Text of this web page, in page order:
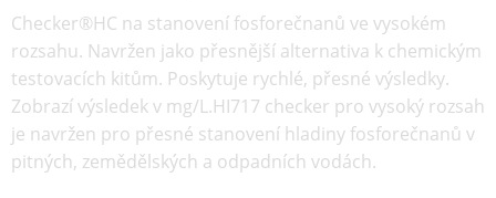
Checker®HC na stanovení fosforečnanů ve vysokém
rozsahu. Navržen jako přesnější alternativa k chemickým
testovacích kitům. Poskytuje rychlé, přesné výsledky.
Zobrazí výsledek v mg/L.HI717 checker pro vysoký rozsah
je navržen pro přesné stanovení hladiny fosforečnanů v
pitných, zemědělských a odpadních vodách.